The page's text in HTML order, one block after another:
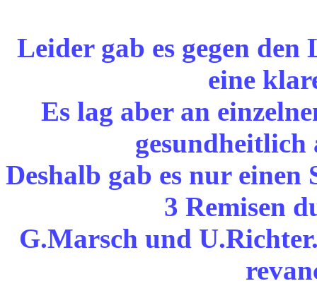
Leider gab es gegen
eine
Es lag aber an
gesundheitlich
Deshalb gab es nur
3 Remisen
G.Marsch und